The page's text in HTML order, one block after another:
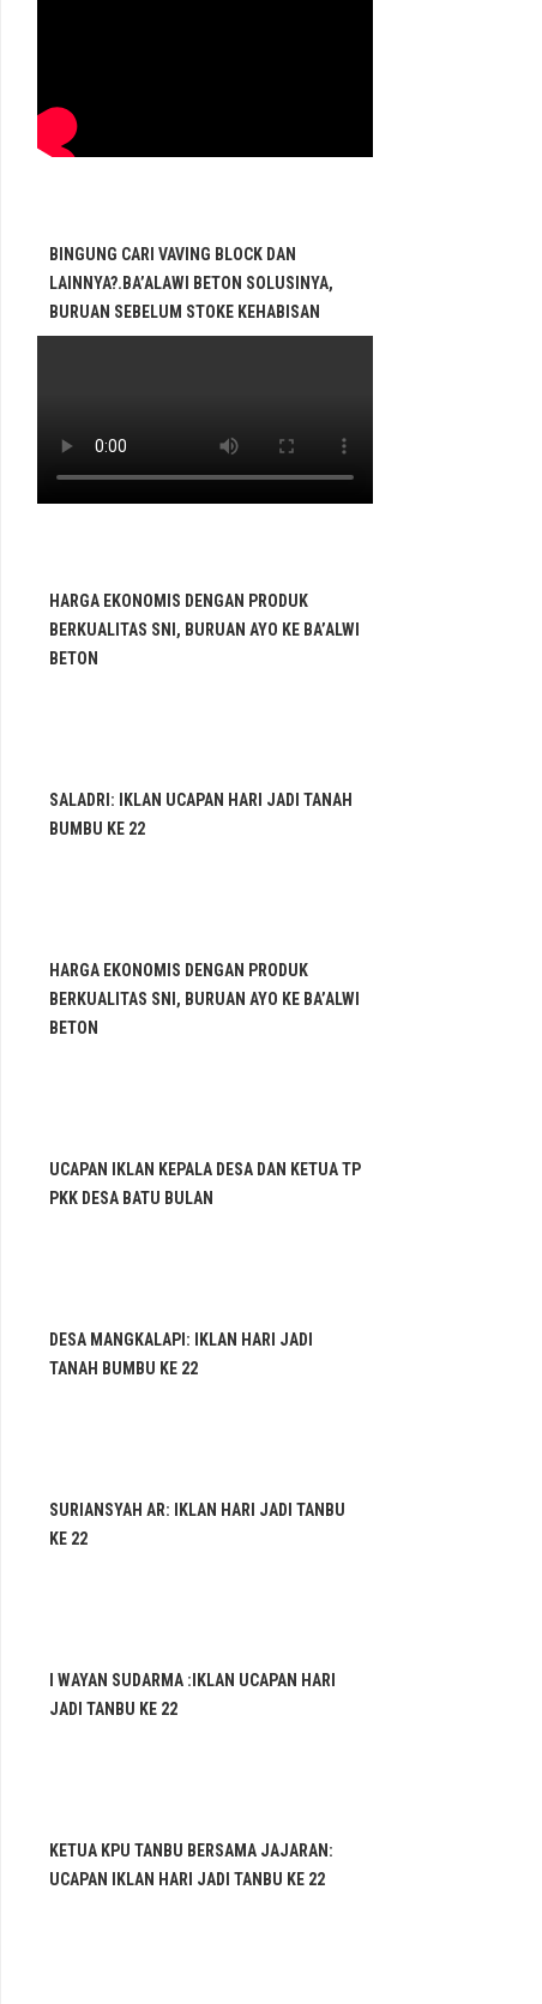
BINGUNG CARI VAVING BLOCK DAN
LAINNYA?.BA’ALAWI BETON SOLUSINYA,
BURUAN SEBELUM STOKE KEHABISAN
HARGA EKONOMIS DENGAN PRODUK
BERKUALITAS SNI, BURUAN AYO KE BA’ALWI
BETON
SALADRI: IKLAN UCAPAN HARI JADI TANAH
BUMBU KE 22
HARGA EKONOMIS DENGAN PRODUK
BERKUALITAS SNI, BURUAN AYO KE BA’ALWI
BETON
UCAPAN IKLAN KEPALA DESA DAN KETUA TP
PKK DESA BATU BULAN
DESA MANGKALAPI: IKLAN HARI JADI
TANAH BUMBU KE 22
SURIANSYAH AR: IKLAN HARI JADI TANBU
KE 22
I WAYAN SUDARMA :IKLAN UCAPAN HARI
JADI TANBU KE 22
KETUA KPU TANBU BERSAMA JAJARAN:
UCAPAN IKLAN HARI JADI TANBU KE 22